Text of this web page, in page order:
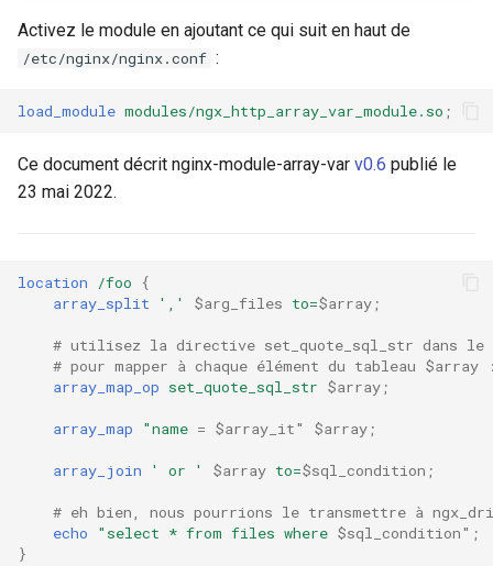
r
c
e
$is_bot
$is_tv
$is_wearable
$os_family
$os_name
$os_version
cookie
counter
dns-server
exec
feishu-auth
RHEL et CentOS
sur RHEL, CentOS, Rocky
Activez le module en ajoutant ce qui suit en haut de
/etc/nginx/nginx.conf :
load_module modules/ngx_http_array_var_module.so ;
Ce document décrit nginx-module-array-var v0.6 publié le
23 mai 2022.
location /foo
{
array_split
',' $arg_files to=$array ;
# utilisez la directive set_quote_sql_str dans le
# pour mapper à chaque élément du tableau $array
array_map_op set_quote_sql_str $array ;
array_map "name = $array_it" $array ;
array_join ' or ' $array to=$sql_condition ;
# eh bien, nous pourrions le transmettre à
echo
"select * from files where $sql_condition" ;
}